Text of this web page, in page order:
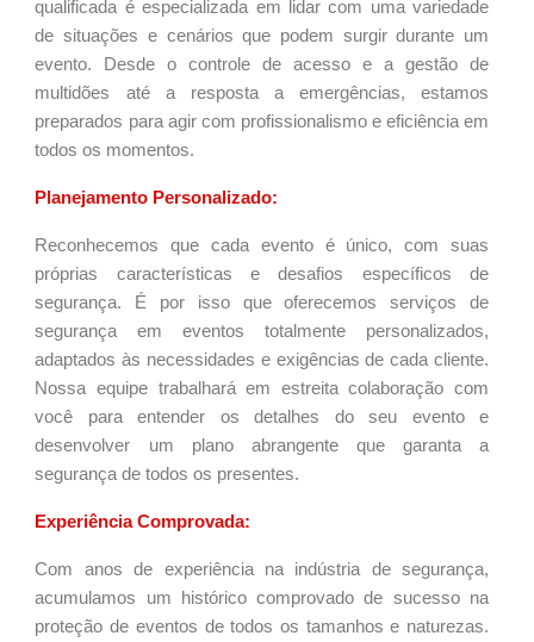
qualificada é especializada em lidar com uma variedade
de situações e cenários que podem surgir durante um
evento. Desde o controle de acesso e a gestão de
multidões até a resposta a emergências, estamos
preparados para agir com profissionalismo e eficiência em
todos os momentos.
Planejamento Personalizado:
Reconhecemos que cada evento é único, com suas
próprias características e desafios específicos de
segurança. É por isso que oferecemos serviços de
segurança em eventos totalmente personalizados,
adaptados às necessidades e exigências de cada cliente.
Nossa equipe trabalhará em estreita colaboração com
você para entender os detalhes do seu evento e
desenvolver um plano abrangente que garanta a
segurança de todos os presentes.
Experiência Comprovada:
Com anos de experiência na indústria de segurança,
acumulamos um histórico comprovado de sucesso na
proteção de eventos de todos os tamanhos e naturezas.